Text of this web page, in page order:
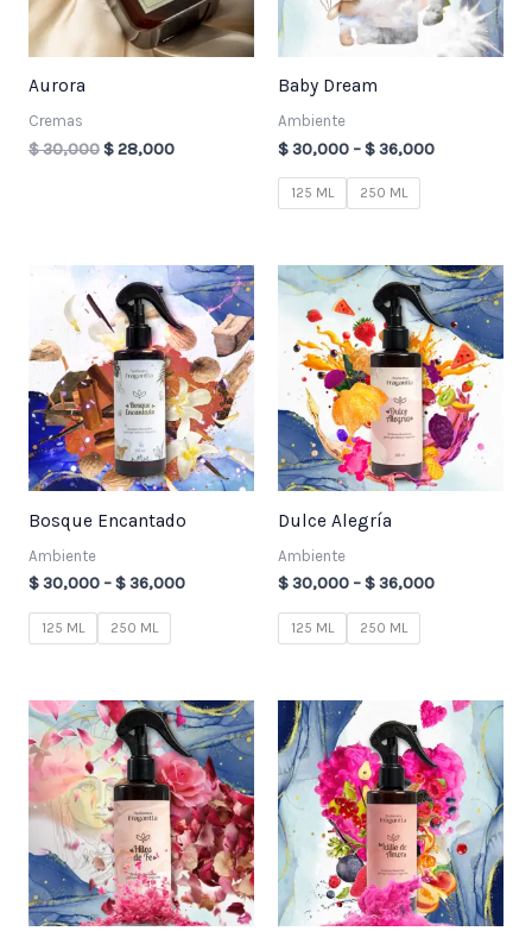
Aurora
Cremas
$30,000$28,000
Baby Dream
Ambiente
$30,000 –$36,000
125 ML 250 ML
Bosque Encantado
Ambiente
$30,000 –$36,000
Price
range:
$ 30,000
through
$ 36,000
125 ML 250 ML
Dulce Alegría
Ambiente
$30,000 –$36,000
Price
range:
$ 30,000
through
$ 36,000
125 ML 250 ML
Price
range:
$ 30,000
through
$ 36,000
Price
range:
$ 30,000
through
$ 36,000